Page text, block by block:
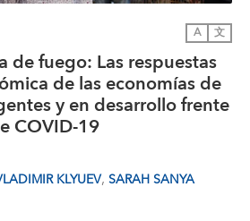
A 文
de fuego: Las respuestas
de las economías de
y en desarrollo frente
COVID-19
KLYUEV, SARAH SANYA